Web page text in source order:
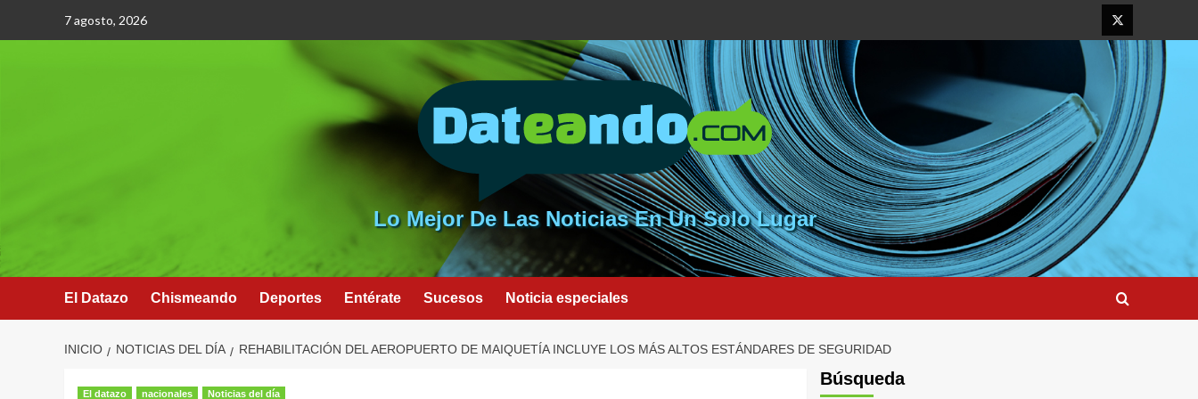
7 agosto, 2026
Elemento
del
menú
Lo Mejor De Las Noticias En Un Solo Lugar
El Datazo Chismeando Deportes Entérate Sucesos Noticia especiales
INICIO NOTICIAS DEL DÍA REHABILITACIÓN DEL AEROPUERTO DE MAIQUETÍA INCLUYE LOS MÁS ALTOS ESTÁNDARES DE SEGURIDAD
El datazo nacionales Noticias del día
Búsqueda